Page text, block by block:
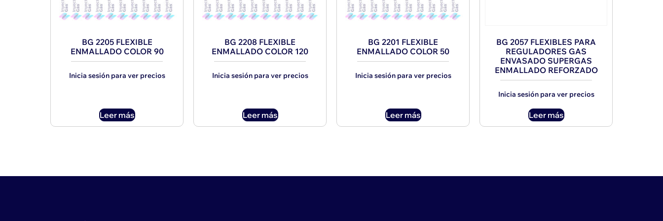
BG 2205 FLEXIBLE
ENMALLADO COLOR 90
Inicia sesión para ver precios
Leer más
BG 2208 FLEXIBLE
ENMALLADO COLOR 120
Inicia sesión para ver precios
Leer más
BG 2201 FLEXIBLE
ENMALLADO COLOR 50
Inicia sesión para ver precios
Leer más
BG 2057 FLEXIBLES PARA
REGULADORES GAS
ENVASADO SUPERGAS
ENMALLADO REFORZADO
Inicia sesión para ver precios
Leer más